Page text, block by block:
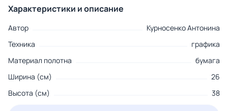
Характеристики и описание
Автор
Курносенко Антонина
Техника
графика
Материал полотна
бумага
Ширина (см)
26
Высота (см)
38